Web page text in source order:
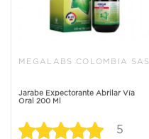
MEGALABS COLOMBIA SAS
Jarabe Expectorante Abrilar Vía
Oral 200 Ml
5